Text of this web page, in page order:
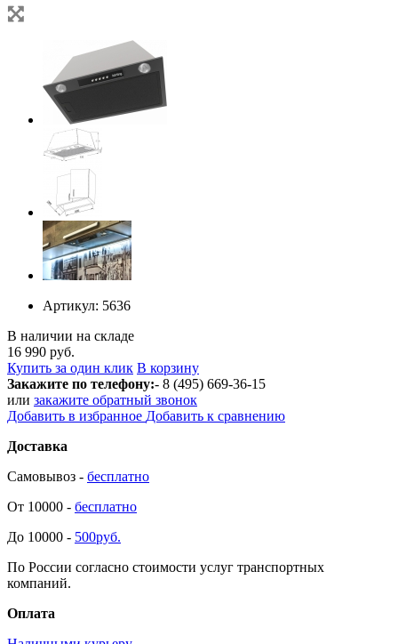
Артикул: 5636
В наличии на складе
16 990 руб.
Купить за один клик В корзину
Закажите по телефону:- 8 (495) 669-36-15
или закажите обратный звонок
Добавить в избранное Добавить к сравнению
Доставка
Самовывоз - бесплатно
От 10000 - бесплатно
До 10000 - 500руб.
По России согласно стоимости услуг транспортных
компаний.
Оплата